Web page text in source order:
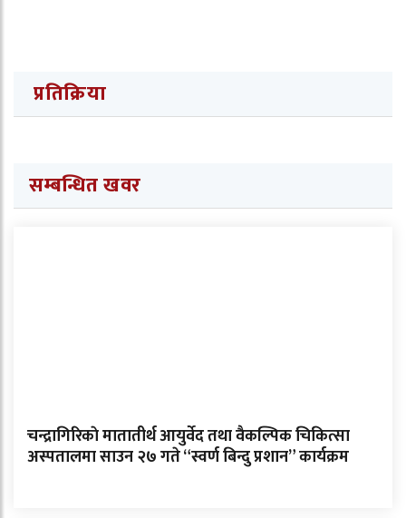
प्रतिक्रिया
सम्बन्धित खवर
चन्द्रागिरिकाे मातातीर्थ आयुर्वेद तथा वैकल्पिक चिकित्सा
अस्पतालमा साउन २७ गते “स्वर्ण बिन्दु प्रशान” कार्यक्रम